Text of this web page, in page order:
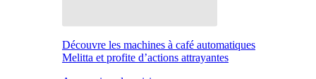
Découvre les machines à café automatiques
Melitta et profite d’actions attrayantes